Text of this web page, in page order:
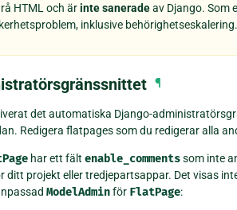
HTML och ärinte saneradeav Django. Som
inklusive behörighetseskalering.
¶
det automatiska Django-
Redigera flatpages som du redigerar alla
har ett fält enable_commentssom inte
ditt projekt eller tredjepartsappar. Det visas
ModelAdminför FlatPage: